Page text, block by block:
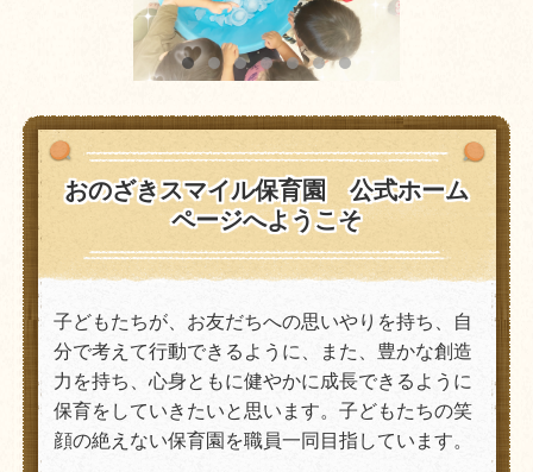
おのざきスマイル保育園 公式ホーム
ページへようこそ
子どもたちが、お友だちへの思いやりを持ち、自
分で考えて行動できるように、また、豊かな創造
力を持ち、心身ともに健やかに成長できるように
保育をしていきたいと思います。子どもたちの笑
顔の絶えない保育園を職員一同目指しています。